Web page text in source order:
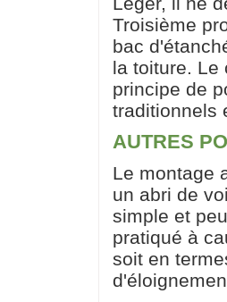
Troisième
bac
la toiture. Le
principe de
traditionnels
AUTRES
Le montage
un abri de
simple et
pratiqué à
soit en